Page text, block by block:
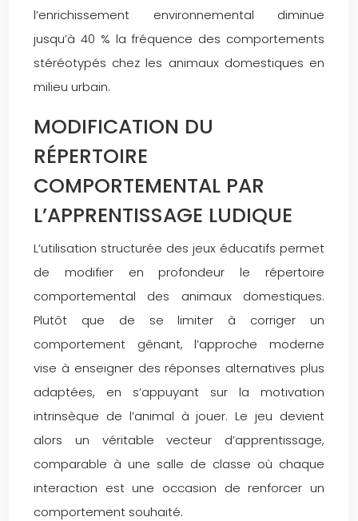
l’enrichissement environnemental diminue
jusqu’à 40 % la fréquence des comportements
stéréotypés chez les animaux domestiques en
milieu urbain.
MODIFICATION DU
RÉPERTOIRE
COMPORTEMENTAL PAR
L’APPRENTISSAGE LUDIQUE
L’utilisation structurée des jeux éducatifs permet
de modifier en profondeur le répertoire
comportemental des animaux domestiques.
Plutôt que de se limiter à corriger un
comportement gênant, l’approche moderne
vise à enseigner des réponses alternatives plus
adaptées, en s’appuyant sur la motivation
intrinsèque de l’animal à jouer. Le jeu devient
alors un véritable vecteur d’apprentissage,
comparable à une salle de classe où chaque
interaction est une occasion de renforcer un
comportement souhaité.